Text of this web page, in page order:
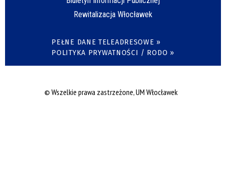
Rewitalizacja Włocławek
PEŁNE DANE TELEADRESOWE »
POLITYKA PRYWATNOŚCI / RODO »
© Wszelkie prawa zastrzeżone, UM Włocławek